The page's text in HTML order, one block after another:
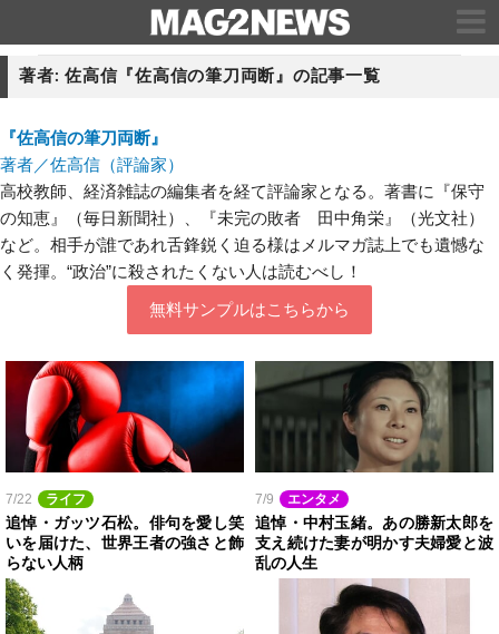
著者: 佐高信『佐高信の筆刀両断』の記事一覧
『佐高信の筆刀両断』
著者／佐高信（評論家）
高校教師、経済雑誌の編集者を経て評論家となる。著書に『保守
の知恵』（毎日新聞社）、『未完の敗者 田中角栄』（光文社）
など。相手が誰であれ舌鋒鋭く迫る様はメルマガ誌上でも遺憾な
く発揮。“政治”に殺されたくない人は読むべし！
無料サンプルはこちらから
7/22 ライフ
追悼・ガッツ石松。俳句を愛し笑
いを届けた、世界王者の強さと飾
らない人柄
7/9 エンタメ
追悼・中村玉緒。あの勝新太郎を
支え続けた妻が明かす夫婦愛と波
乱の人生